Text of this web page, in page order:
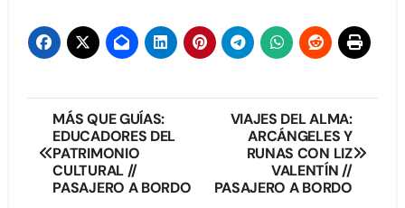
Navegación
de
entradas
MÁS QUE GUÍAS:
EDUCADORES DEL
PATRIMONIO
CULTURAL //
PASAJERO A BORDO
VIAJES DEL ALMA:
ARCÁNGELES Y
RUNAS CON LIZ
VALENTÍN //
PASAJERO A BORDO